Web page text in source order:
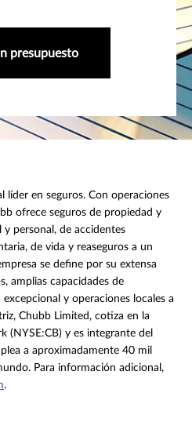
presupuesto
líder en seguros. Con operaciones
ofrece seguros de propiedad y
personal, de accidentes
de vida y reaseguros a un
se define por su extensa
amplias capacidades de
y operaciones locales a
Chubb Limited, cotiza en la
(NYSE:CB) y es integrante del
a aproximadamente 40 mil
Para información adicional,
.